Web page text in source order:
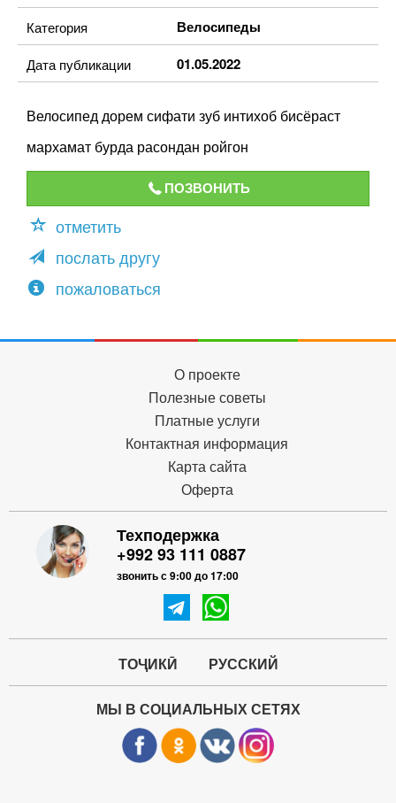
Категория Велосипеды
Дата публикации 01.05.2022
Велосипед дорем сифати зуб интихоб бисёраст
мархамат бурда расондан ройгон
ПОЗВОНИТЬ
отметить
послать другу
пожаловаться
О проекте
Полезные советы
Платные услуги
Контактная информация
Карта сайта
Оферта
Техподержка
+992 93 111 0887
звонить с 9:00 до 17:00
ТОҶИКӢ РУССКИЙ
МЫ В СОЦИАЛЬНЫХ СЕТЯХ